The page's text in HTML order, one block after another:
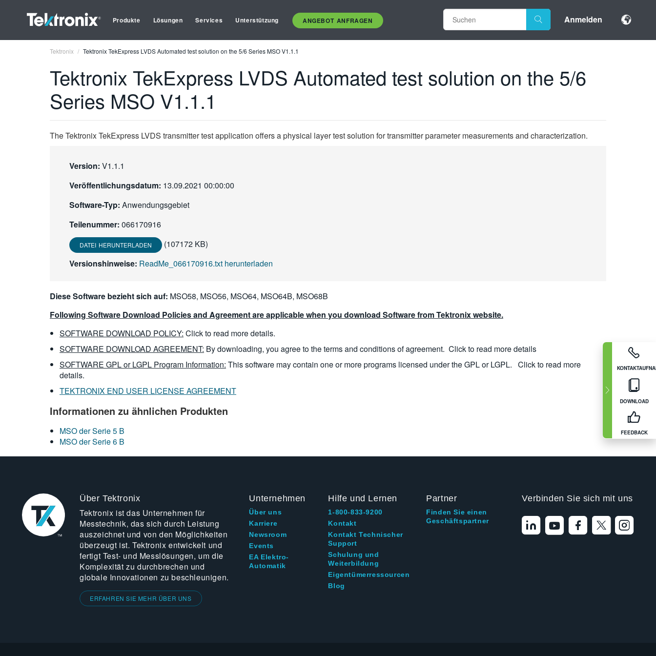
Produkte Lösungen Services Unterstützung ANGEBOT ANFRAGEN Anmelden
DOWNLOAD
FEEDBACK
Tektronix Tektronix TekExpress LVDS Automated test solution on the 5/6 Series MSO V1.1.1
Tektronix TekExpress LVDS Automated test solution on the 5/6
Series MSO V1.1.1
The Tektronix TekExpress LVDS transmitter test application offers a physical layer test solution for transmitter parameter measurements and characterization.
Version: V1.1.1
Veröffentlichungsdatum: 13.09.2021 00:00:00
Software-Typ: Anwendungsgebiet
Teilenummer: 066170916
DATEI HERUNTERLADEN
(107172 KB)
Versionshinweise: ReadMe_066170916.txt herunterladen
Diese Software bezieht sich auf: MSO58, MSO56, MSO64, MSO64B, MSO68B
Following Software Download Policies and Agreement are applicable when you download Software from Tektronix website.
SOFTWARE DOWNLOAD POLICY: Click to read more details.
SOFTWARE DOWNLOAD AGREEMENT: By downloading, you agree to the terms and conditions of agreement. Click to read more details
SOFTWARE GPL or LGPL Program Information: This software may contain one or more programs licensed under the GPL or LGPL. Click to read more
details.
TEKTRONIX END USER LICENSE AGREEMENT
Informationen zu ähnlichen Produkten
MSO der Serie 5 B
MSO der Serie 6 B
Über Tektronix
Tektronix ist das Unternehmen für
Messtechnik, das sich durch Leistung
auszeichnet und von den Möglichkeiten
überzeugt ist. Tektronix entwickelt und
fertigt Test- und Messlösungen, um die
Komplexität zu durchbrechen und
globale Innovationen zu beschleunigen.
ERFAHREN SIE MEHR ÜBER UNS
Unternehmen
Über uns
Karriere
Newsroom
Events
EA Elektro-
Automatik
Hilfe und Lernen
1-800-833-9200
Kontakt
Kontakt Technischer
Support
Schulung und
Weiterbildung
Eigentümerressourcen
Blog
Partner
Finden Sie einen
Geschäftspartner
Verbinden Sie sich mit uns